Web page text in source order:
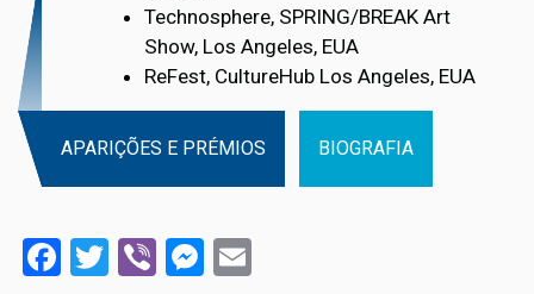
Technosphere, SPRING/BREAK Art
Show, Los Angeles, EUA
ReFest, CultureHub Los Angeles, EUA
APARIÇÕES E PRÉMIOS BIOGRAFIA
Facebook
Twitter
ViberMessenger